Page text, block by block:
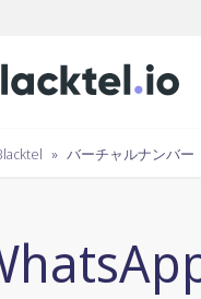
» バーチャルナンバー